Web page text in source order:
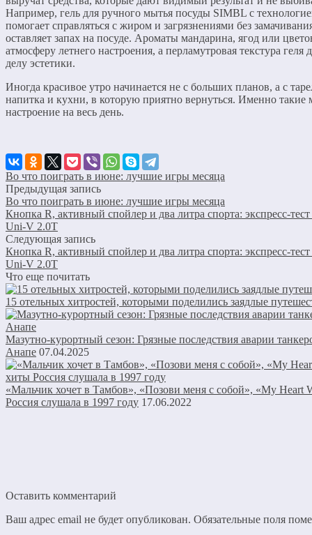
Например, гель для ручного мытья посуды SIMBL с
помогает справляться с жиром и загрязнениями без
оставляет запах на посуде. Ароматы мандарина, ягод или
атмосферу летнего настроения, а перламутровая текстура
делу эстетики.
Иногда красивое утро начинается не с больших планов, а с
напитка и кухни, в которую приятно вернуться. Именно такие
настроение на весь день.
Во что поиграть в июне: лучшие игры месяца
Предыдущая запись
Во что поиграть в июне: лучшие игры месяца
Кнопка R, активный спойлер и два литра спорта: экспресс-
Uni-V 2.0T
Следующая запись
Кнопка R, активный спойлер и два литра спорта: экспресс-
Uni-V 2.0T
Что еще почитать
15 отельных хитростей, которыми поделились заядлые
Мазутно-курортный сезон: Грязные последствия аварии
Анапе 07.04.2025
«Мальчик хочет в Тамбов», «Позови меня с собой», «My Heart
Россия слушала в 1997 году 17.06.2022
Оставить комментарий
Ваш адрес email не будет опубликован. Обязательные поля